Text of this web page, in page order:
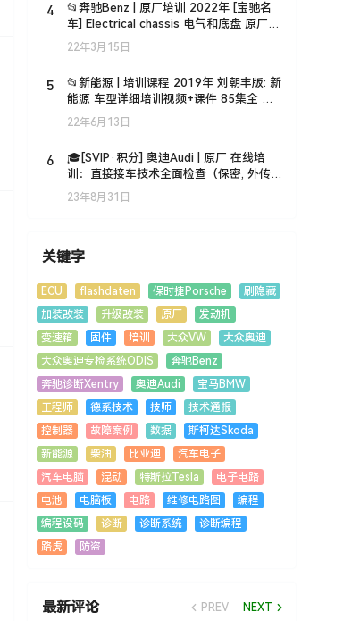
4
📂奔驰Benz | 原厂培训 2022年 [宝驰名
车] Electrical chassis 电气和底盘 原厂技
术培训 Xentry诊断系统
22年3月15日
5
📂新能源 | 培训课程 2019年 刘朝丰版: 新
能源 车型详细培训视频+课件 85集全 电
池基础 控制器 快充慢充 高压互锁 能量回
收(8.7G)
22年6月13日
6
🎓[SVIP·积分] 奥迪Audi | 原厂 在线培
训：直接接车技术全面检查（保密, 外传
封号）
23年8月31日
关键字
ECU flashdaten 保时捷Porsche
刷隐藏
加装改装
升级改装 原厂
发动机
变速箱
固件 培训 大众VW
大众奥迪
大众奥迪专检系统ODIS
奔驰Benz
奔驰诊断Xentry
奥迪Audi
宝马BMW
工程师
德系技术 技师
技术通报
控制器
故障案例 数据
斯柯达Skoda
新能源
柴油 比亚迪
汽车电子
汽车电脑
混动 特斯拉Tesla
电子电路
电池
电脑板 电路 维修电路图
编程
编程设码
诊断 诊断系统
诊断编程
路虎
防盗
最新评论 PREV NEXT